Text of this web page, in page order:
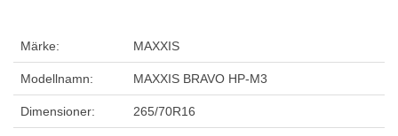
Märke: MAXXIS
Modellnamn: MAXXIS BRAVO HP-M3
Dimensioner: 265/70R16